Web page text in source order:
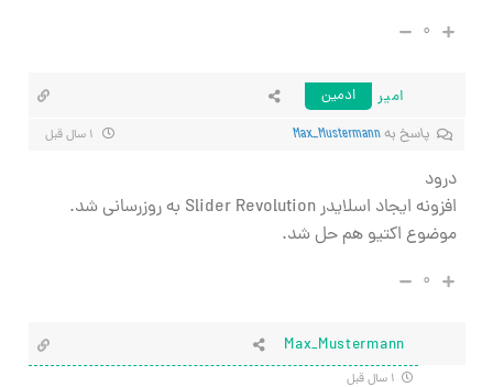
۰
امیر
ادمین
پاسخ بهMax_Mustermann
درود
افزونه ایجاد اسلایدر Slider Revolution به روزرسانی شد.
موضوع اکتیو هم حل شد.
۰
Max_Mustermann